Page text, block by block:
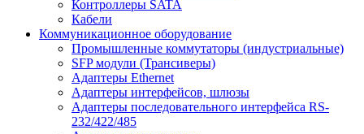
Контроллеры SATA
Кабели
Коммуникационное оборудование
Промышленные коммутаторы (индустриальные)
SFP модули (Трансиверы)
Адаптеры Ethernet
Адаптеры интерфейсов, шлюзы
Адаптеры последовательного интерфейса RS-
232/422/485